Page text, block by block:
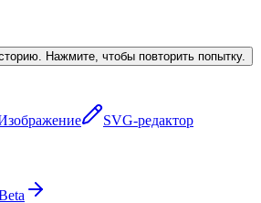
Нажмите, чтобы повторить попытку.
SVG-редактор